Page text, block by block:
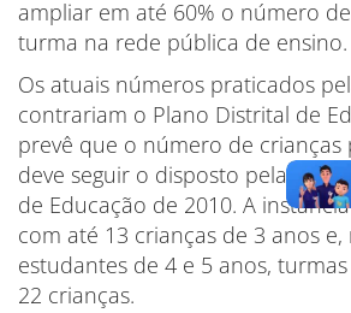
ampliar em até 60% o número
turma na rede pública de ensino.
Os atuais números praticados
contrariam o Plano Distrital de
prevê que o número de crianças
deve seguir o disposto pela
de Educação de 2010. A
com até 13 crianças de 3 anos e,
estudantes de 4 e 5 anos,
22 crianças.